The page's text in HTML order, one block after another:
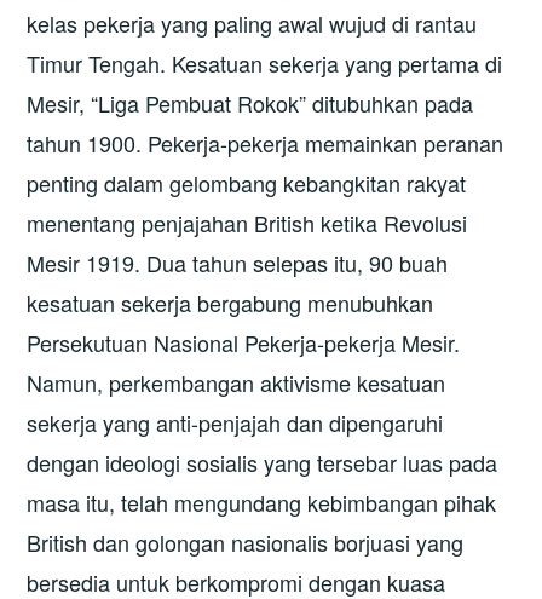
kelas pekerja yang paling awal wujud di rantau
Timur Tengah. Kesatuan sekerja yang pertama di
Mesir, “Liga Pembuat Rokok” ditubuhkan pada
tahun 1900. Pekerja-pekerja memainkan peranan
penting dalam gelombang kebangkitan rakyat
menentang penjajahan British ketika Revolusi
Mesir 1919. Dua tahun selepas itu, 90 buah
kesatuan sekerja bergabung menubuhkan
Persekutuan Nasional Pekerja-pekerja Mesir.
Namun, perkembangan aktivisme kesatuan
sekerja yang anti-penjajah dan dipengaruhi
dengan ideologi sosialis yang tersebar luas pada
masa itu, telah mengundang kebimbangan pihak
British dan golongan nasionalis borjuasi yang
bersedia untuk berkompromi dengan kuasa